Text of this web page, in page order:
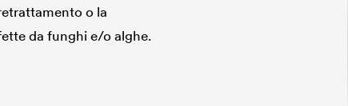
o la
da funghi e/o alghe.